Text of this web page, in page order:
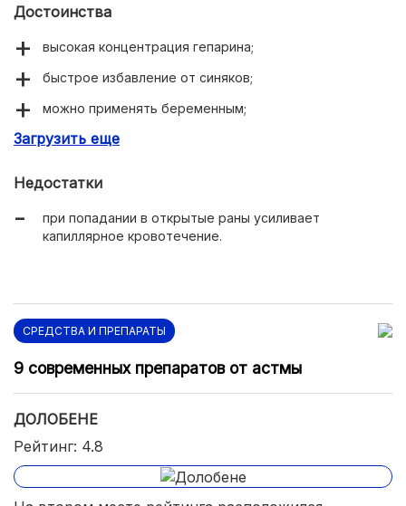
Достоинства
высокая концентрация гепарина;
быстрое избавление от синяков;
можно применять беременным;
минимум возможных побочных.
Загрузить еще
Недостатки
при попадании в открытые раны усиливает
капиллярное кровотечение.
СРЕДСТВА И ПРЕПАРАТЫ
9 современных препаратов от астмы
ДОЛОБЕНЕ
Рейтинг: 4.8